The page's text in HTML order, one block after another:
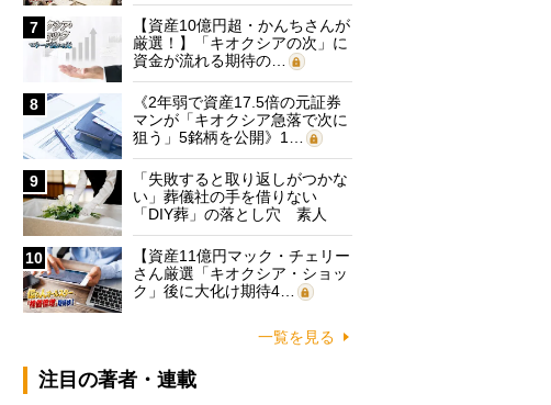
7
【資産10億円超・かんちさんが
厳選！】「キオクシアの次」に
資金が流れる期待の…
8
《2年弱で資産17.5倍の元証券
マンが「キオクシア急落で次に
狙う」5銘柄を公開》1…
9
「失敗すると取り返しがつかな
い」葬儀社の手を借りない
「DIY葬」の落とし穴 素人
に…
10
【資産11億円マック・チェリー
さん厳選「キオクシア・ショッ
ク」後に大化け期待4…
一覧を見る
注目の著者・連載